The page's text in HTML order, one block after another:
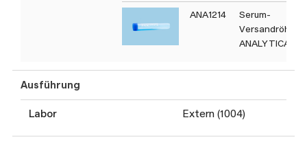
ANA1214
Serum-
ANALYTICA
Ausführung
Labor Extern (1004)